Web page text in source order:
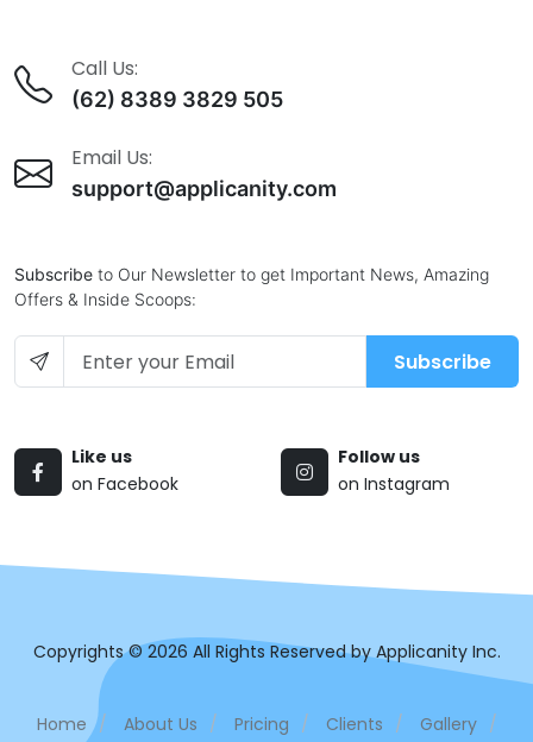
Call Us:
(62) 8389 3829 505
Email Us:
support@applicanity.com
Subscribe to Our Newsletter to get Important News, Amazing
Offers & Inside Scoops:
Subscribe
Like us
on Facebook
Follow us
on Instagram
Copyrights © 2026 All Rights Reserved by Applicanity Inc.
Home / About Us / Pricing / Clients / Gallery /